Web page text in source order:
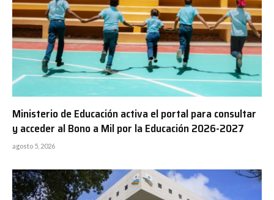
Ministerio de Educación activa el portal para consultar
y acceder al Bono a Mil por la Educación 2026-2027
agosto 5, 2026